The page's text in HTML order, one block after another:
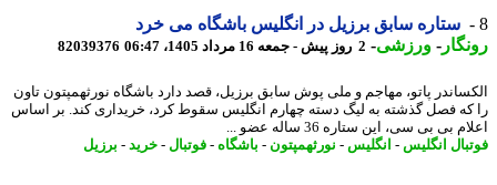
ستاره سابق برزیل در انگلیس باشگاه می خرد
-ورزشی-2 روز پیش - جمعه 16 مرداد 1405، 06:47 82039376
پاتو، مهاجم و ملی پوش سابق برزیل، قصد دارد باشگاه نورثهمپتون تاون
فصل گذشته به لیگ دسته چهارم انگلیس سقوط کرد، خریداری کند. بر اساس
بی بی سی، این ستاره 36 ساله عضو ...
انگلیس-انگلیس-نورثهمپتون-باشگاه-فوتبال-خرید- برزیل